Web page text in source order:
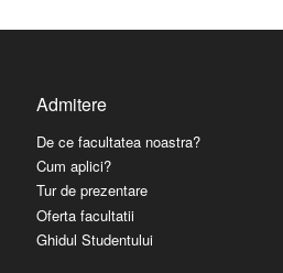
Admitere
De ce facultatea noastra?
Cum aplici?
Tur de prezentare
Oferta facultatii
Ghidul Studentului